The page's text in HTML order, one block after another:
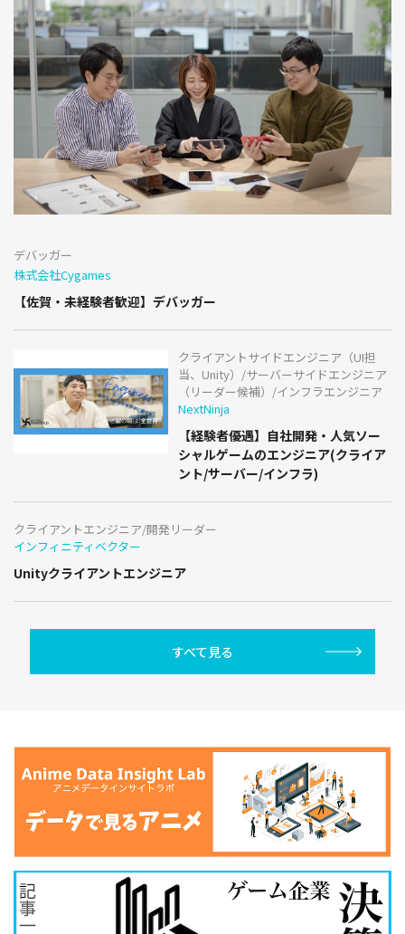
デバッガー
株式会社Cygames
【佐賀・未経験者歓迎】デバッガー
クライアントサイドエンジニア（UI担
当、Unity）/サーバーサイドエンジニア
（リーダー候補）/インフラエンジニア
NextNinja
【経験者優遇】自社開発・人気ソー
シャルゲームのエンジニア(クライア
ント/サーバー/インフラ)
クライアントエンジニア/開発リーダー
インフィニティベクター
Unityクライアントエンジニア
すべて見る